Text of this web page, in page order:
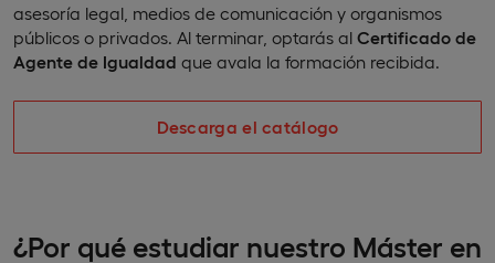
asesoría legal, medios de comunicación y organismos
públicos o privados. Al terminar, optarás al Certificado de
Agente de Igualdad que avala la formación recibida.
Descarga el catálogo
¿Por qué estudiar nuestro Máster en